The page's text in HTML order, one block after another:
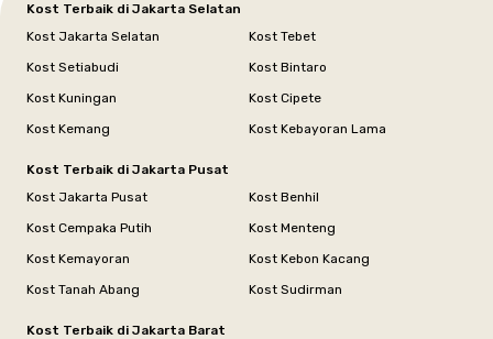
Kost Terbaik di Jakarta Selatan
Kost Jakarta Selatan
Kost Tebet
Kost Setiabudi
Kost Bintaro
Kost Kuningan
Kost Cipete
Kost Kemang
Kost Kebayoran Lama
Kost Terbaik di Jakarta Pusat
Kost Jakarta Pusat
Kost Benhil
Kost Cempaka Putih
Kost Menteng
Kost Kemayoran
Kost Kebon Kacang
Kost Tanah Abang
Kost Sudirman
Kost Terbaik di Jakarta Barat